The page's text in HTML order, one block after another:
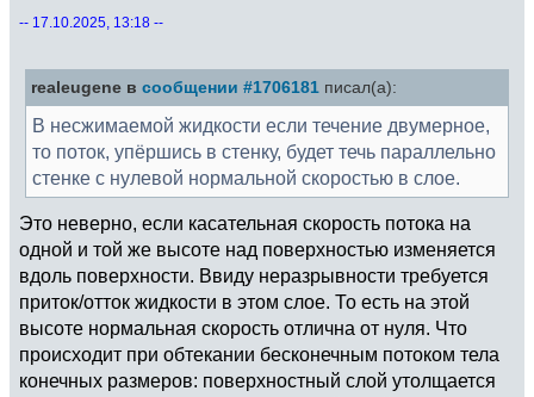
-- 17.10.2025, 13:18 --
realeugene в сообщении #1706181 писал(а):
В несжимаемой жидкости если течение двумерное,
то поток, упёршись в стенку, будет течь параллельно
стенке с нулевой нормальной скоростью в слое.
Это неверно, если касательная скорость потока на
одной и той же высоте над поверхностью изменяется
вдоль поверхности. Ввиду неразрывности требуется
приток/отток жидкости в этом слое. То есть на этой
высоте нормальная скорость отлична от нуля. Что
происходит при обтекании бесконечным потоком тела
конечных размеров: поверхностный слой утолщается